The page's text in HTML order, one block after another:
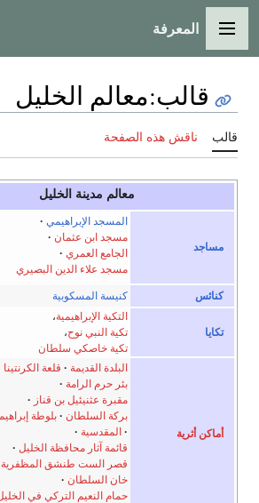
القائمة الرئيسية
المعرفة
قالب:معالم الخليل
قالب ناقش هذه الصفحة
معالم مدينة الخليل
مساجد
المسجد الإبراهيمي
مسجد ابن عثمان
الجامع العمري
مسجد علاء الدين البصيري
كنائس كنيسة المسكوبية
تكايا
التكية الإبراهيمية،
تكية النبي نوح،
تكية خاصكي سلطان
أماكن أثرية
البلدة القديمة
قلعة الكرنتينا
بئر حرم الرامة
مقبرة عثنيئيل بن قناز
بركة السلطان
بلوطة إبراهيم
المقدسية
قائمة آثار محافظة الخليل
قصر الست طنشق المظفرية
خان السلطان
حمام النعيم التركي في الخليل